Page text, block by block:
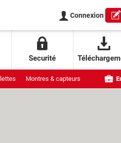
Connexion
Securité
Montres & capteurs